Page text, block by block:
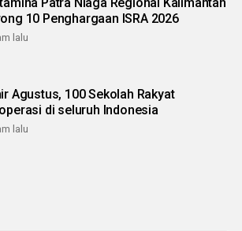
10 Penghargaan ISRA 2026
lalu
Agustus, 100 Sekolah Rakyat
di seluruh Indonesia
lalu